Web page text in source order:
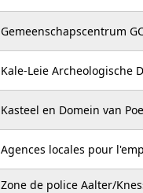
Gemeenschapscentrum
Kale-Leie Archeologische
Kasteel en Domein van
Agences locales pour
Zone de police Aalter/